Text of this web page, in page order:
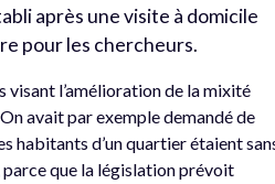
après une visite à domicile
pour les chercheurs.
l’amélioration de la mixité
avait par exemple demandé de
habitants d’un quartier étaient
que la législation prévoit